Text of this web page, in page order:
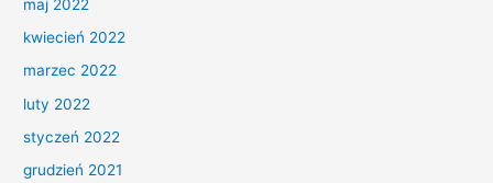
maj 2022
kwiecień 2022
marzec 2022
luty 2022
styczeń 2022
grudzień 2021